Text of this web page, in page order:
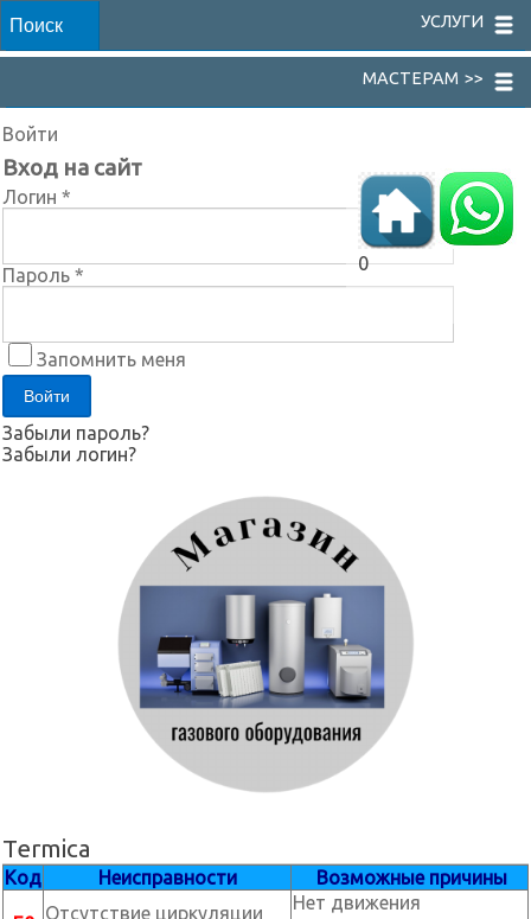
УСЛУГИ
МАСТЕРАМ >>
0
Войти
Вход на сайт
Логин *
Пароль *
Запомнить меня
Забыли пароль?
Забыли логин?
Termica
Код Неисправности Возможные причины
Отсутствие циркуляции
Нет движения